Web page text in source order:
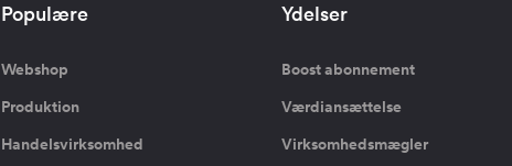
Populære
Webshop
Produktion
Handelsvirksomhed
Ydelser
Boost abonnement
Værdiansættelse
Virksomhedsmægler